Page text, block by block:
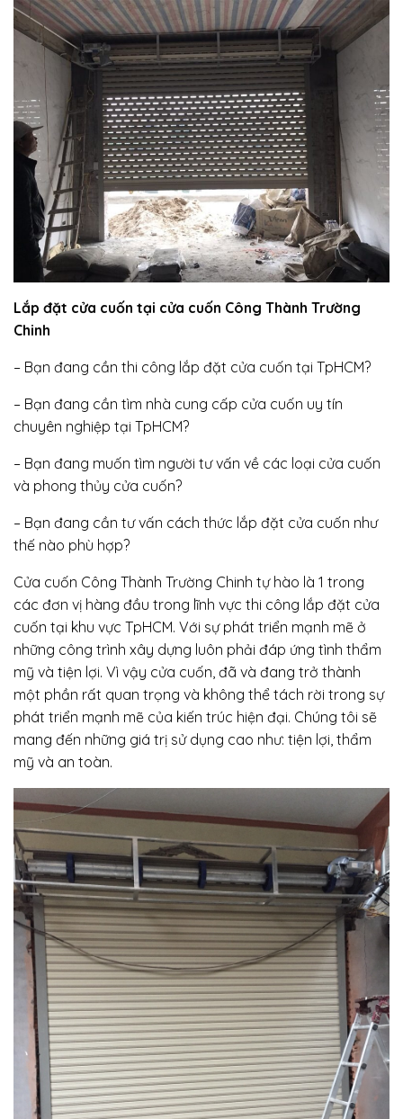
Lắp đặt cửa cuốn tại cửa cuốn Công Thành Trường
Chinh
– Bạn đang cần thi công lắp đặt cửa cuốn tại TpHCM?
– Bạn đang cần tìm nhà cung cấp cửa cuốn uy tín
chuyên nghiệp tại TpHCM?
– Bạn đang muốn tìm người tư vấn về các loại cửa cuốn
và phong thủy cửa cuốn?
– Bạn đang cần tư vấn cách thức lắp đặt cửa cuốn như
thế nào phù hợp?
Cửa cuốn Công Thành Trường Chinh tự hào là 1 trong
các đơn vị hàng đầu trong lĩnh vực thi công lắp đặt cửa
cuốn tại khu vực TpHCM. Với sự phát triển mạnh mẽ ở
những công trình xây dựng luôn phải đáp ứng tình thẩm
mỹ và tiện lợi. Vì vậy cửa cuốn, đã và đang trở thành
một phần rất quan trọng và không thể tách rời trong sự
phát triển mạnh mẽ của kiến trúc hiện đại. Chúng tôi sẽ
mang đến những giá trị sử dụng cao như: tiện lợi, thẩm
mỹ và an toàn.